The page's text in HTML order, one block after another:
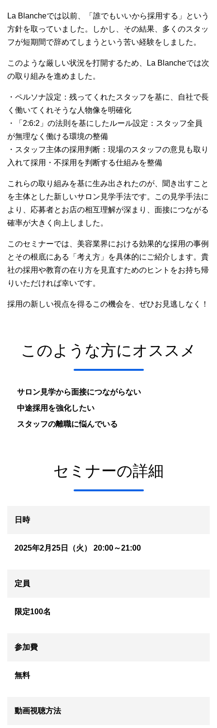
La Blancheでは以前、「誰でもいいから採用する」という
方針を取っていました。しかし、その結果、多くのスタッ
フが短期間で辞めてしまうという苦い経験をしました。
このような厳しい状況を打開するため、La Blancheでは次
の取り組みを進めました。
・ペルソナ設定：残ってくれたスタッフを基に、自社で長
く働いてくれそうな人物像を明確化
・「2:6:2」の法則を基にしたルール設定：スタッフ全員
が無理なく働ける環境の整備
・スタッフ主体の採用判断：現場のスタッフの意見も取り
入れて採用・不採用を判断する仕組みを整備
これらの取り組みを基に生み出されたのが、聞き出すこと
を主体とした新しいサロン見学手法です。この見学手法に
より、応募者とお店の相互理解が深まり、面接につながる
確率が大きく向上しました。
このセミナーでは、美容業界における効果的な採用の事例
とその根底にある「考え方」を具体的にご紹介します。貴
社の採用や教育の在り方を見直すためのヒントをお持ち帰
りいただければ幸いです。
採用の新しい視点を得るこの機会を、ぜひお見逃しなく！
このような方にオススメ
サロン見学から面接につながらない
中途採用を強化したい
スタッフの離職に悩んでいる
セミナーの詳細
日時
2025年2月25日（火） 20:00～21:00
定員
限定100名
参加費
無料
動画視聴方法